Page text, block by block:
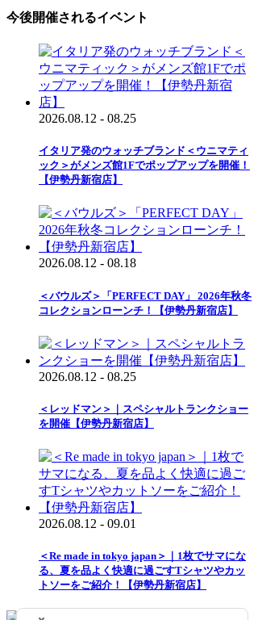
今後開催されるイベント
2026.08.12 - 08.25
イタリア発のウォッチブランド＜ウニマティ
ック＞がメンズ館1Fでポップアップを開催！
【伊勢丹新宿店】
2026.08.12 - 08.18
＜バウルズ＞「PERFECT DAY」 2026年秋冬
コレクションローンチ！【伊勢丹新宿店】
2026.08.12 - 08.25
＜レッドマン＞｜スペシャルトランクショー
を開催【伊勢丹新宿店】
2026.08.12 - 09.01
＜Re made in tokyo japan＞｜1枚でサマにな
る、夏を品よく快適に過ごすTシャツやカッ
トソーをご紹介！【伊勢丹新宿店】